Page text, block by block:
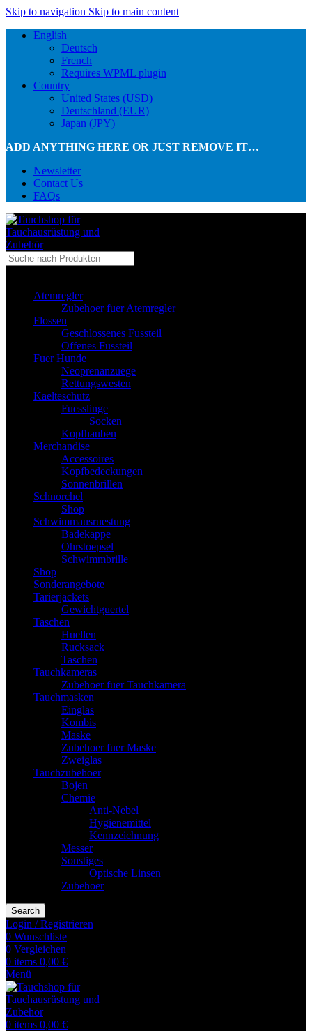
Skip to navigation Skip to main content
English
Deutsch
French
Requires WPML plugin
Country
United States (USD)
Deutschland (EUR)
Japan (JPY)
ADD ANYTHING HERE OR JUST REMOVE IT…
Newsletter
Contact Us
FAQs
Atemregler
Zubehoer fuer Atemregler
Flossen
Geschlossenes Fussteil
Offenes Fussteil
Fuer Hunde
Neoprenanzuege
Rettungswesten
Kaelteschutz
Fuesslinge
Socken
Kopfhauben
Merchandise
Accessoires
Kopfbedeckungen
Sonnenbrillen
Schnorchel
Shop
Schwimmausruestung
Badekappe
Ohrstoepsel
Schwimmbrille
Shop
Sonderangebote
Tarierjackets
Gewichtguertel
Taschen
Huellen
Rucksack
Taschen
Tauchkameras
Zubehoer fuer Tauchkamera
Tauchmasken
Einglas
Kombis
Maske
Zubehoer fuer Maske
Zweiglas
Tauchzubehoer
Bojen
Chemie
Anti-Nebel
Hygienemittel
Kennzeichnung
Messer
Sonstiges
Optische Linsen
Zubehoer
Search
Login / Registrieren
0 Wunschliste
0 Vergleichen
0 items 0,00 €
Menü
0 items 0,00 €